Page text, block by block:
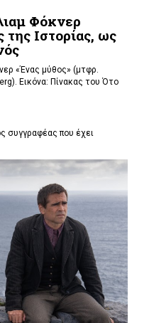
Φόκνερ
της Ιστορίας, ως
«Ένας μύθος» (μτφρ.
Εικόνα: Πίνακας του Ότο
συγγραφέας που έχει